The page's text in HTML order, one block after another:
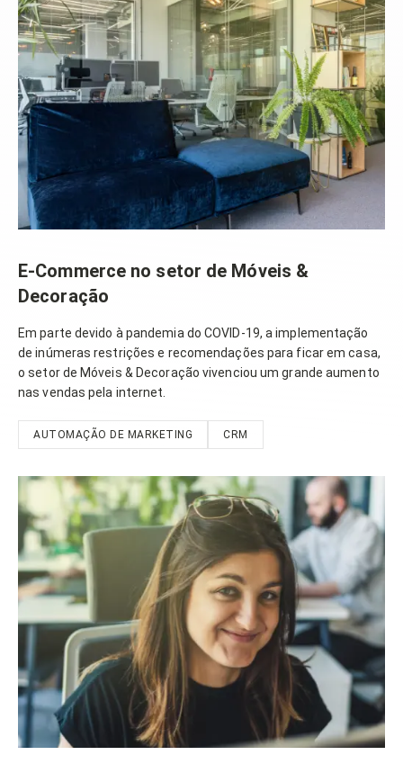
E-Commerce no setor de Móveis &
Decoração
Em parte devido à pandemia do COVID-19, a implementação
de inúmeras restrições e recomendações para ficar em casa,
o setor de Móveis & Decoração vivenciou um grande aumento
nas vendas pela internet.
AUTOMAÇÃO DE MARKETING CRM